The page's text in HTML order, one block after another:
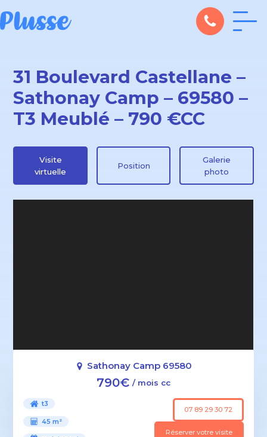
31 Boulevard Castellane –
Sathonay Camp – 69580 –
T3 Meublé – 790 €CC
Visite
virtuelle
Position
Galerie
photo
Sathonay Camp 69580
790€ / mois cc
t3
45 m²
07 89 29 30 72
Réserver votre visite